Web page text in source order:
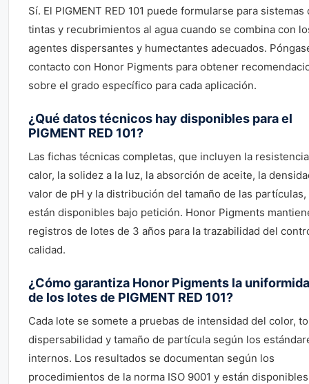
Sí. El PIGMENT RED 101 puede formularse para sistemas
tintas y recubrimientos al agua cuando se combina con
agentes dispersantes y humectantes adecuados.
contacto con Honor Pigments para obtener
sobre el grado específico para cada aplicación.
¿Qué datos técnicos hay disponibles para el
PIGMENT RED 101?
Las fichas técnicas completas, que incluyen la
calor, la solidez a la luz, la absorción de aceite, la
valor de pH y la distribución del tamaño de las partículas,
están disponibles bajo petición. Honor Pigments
registros de lotes de 3 años para la trazabilidad del
calidad.
¿Cómo garantiza Honor Pigments la
de los lotes de PIGMENT RED 101?
Cada lote se somete a pruebas de intensidad del color,
dispersabilidad y tamaño de partícula según los
internos. Los resultados se documentan según los
procedimientos de la norma ISO 9001 y están